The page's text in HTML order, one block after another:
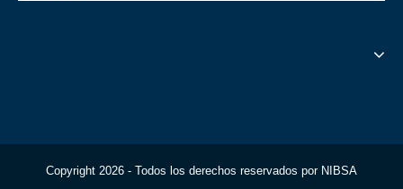
Copyright 2026 - Todos los derechos reservados por NIBSA